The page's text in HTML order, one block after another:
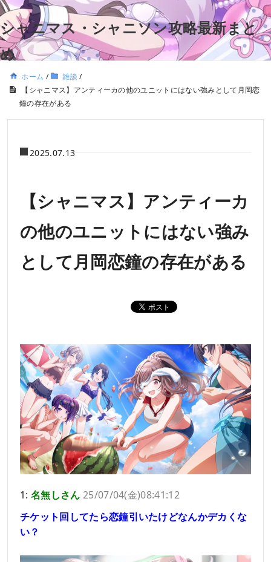
シャニマス・シャニソン攻略最新まと
め
ホーム / 雑談 /
【シャニマス】アンティーカの他のユニットにはない強みとして月岡恋
鐘の存在がある
2025.07.13
【シャニマス】アンティーカ
の他のユニットにはない強み
として月岡恋鐘の存在がある
1: 名無しさん 25/07/04(金)08:41:12
チケット回してたら恋鐘引いたけどなんかデカくな
い？